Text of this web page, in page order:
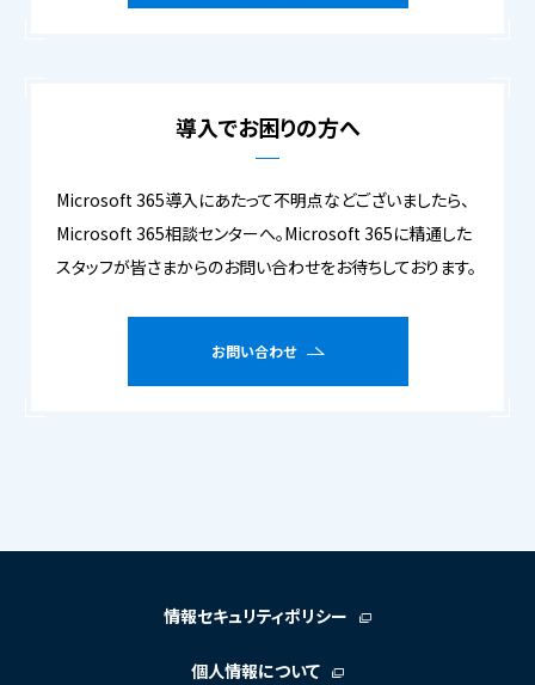
導入でお困りの方へ
Microsoft 365導入にあたって不明点などございましたら、
Microsoft 365相談センターへ。Microsoft 365に精通した
スタッフが皆さまからのお問い合わせをお待ちしております。
お問い合わせ
情報セキュリティポリシー
個人情報について